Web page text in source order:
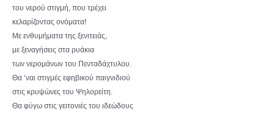
του νερού στιγμή, που τρέχει
κελαρίζοντας ονόματα!
Με ενθυμήματα της ξενιτειάς,
με ξεναγήσεις στα ρυάκια
των νερομάνων του Πενταδάχτυλου.
Θα ‘ναι στιγμές εφηβικού παιγνιδιού
στις κρυψώνες του Ψηλορείτη.
Θα φύγω στις γειτονιές του ιδεώδους